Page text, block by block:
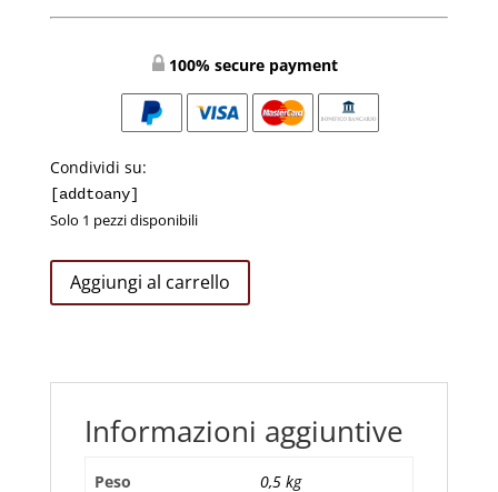
100% secure payment
Condividi su:
[addtoany]
Solo 1 pezzi disponibili
Orecchini
Sacro
Aggiungi al carrello
Informazioni aggiuntive
Peso 0,5 kg